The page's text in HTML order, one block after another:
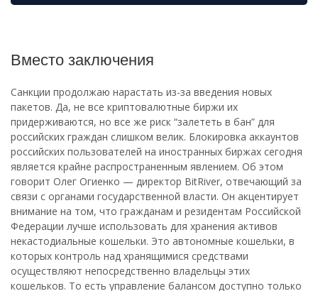
Вместо заключения
Санкции продолжаю нарастать из-за введения новых
пакетов. Да, не все криптовалютные биржи их
придерживаются, но все же риск “залететь в бан” для
российских граждан слишком велик. Блокировка аккаунтов
российских пользователей на иностранных биржах сегодня
является крайне распространенным явлением. Об этом
говорит Олег Огиенко — директор BitRiver, отвечающий за
связи с органами государственной власти. Он акцентирует
внимание на том, что гражданам и резидентам Российской
Федерации лучше использовать для хранения активов
некастодиальные кошельки. Это автономные кошельки, в
которых контроль над хранящимися средствами
осуществляют непосредственно владельцы этих
кошельков. То есть управление балансом доступно только